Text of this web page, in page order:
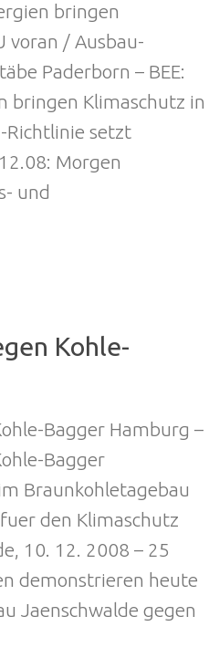
bringen
voran / Ausbau-
Paderborn – BEE:
bringen Klimaschutz in
Richtlinie setzt
Morgen
und
Kohle-
Bagger Hamburg –
Bagger
Braunkohletagebau
den Klimaschutz
10. 12. 2008 – 25
demonstrieren heute
Jaenschwalde gegen